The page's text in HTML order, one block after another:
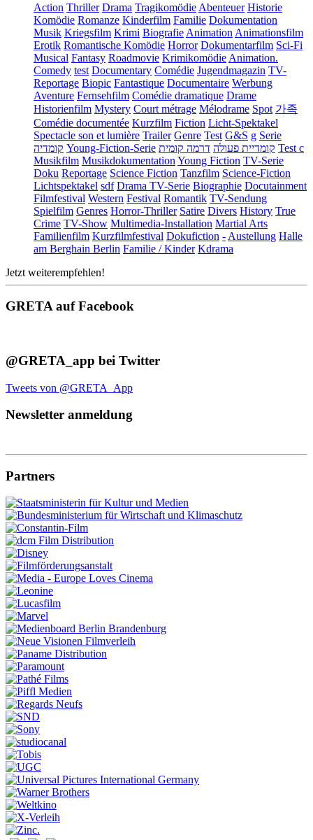
Action Thriller Drama Tragikomödie Abenteuer Historie
Komödie Romanze Kinderfilm Familie Dokumentation
Musik Kriegsfilm Krimi Biografie Animation Animationsfilm
Erotik Romantische Komödie Horror Dokumentarfilm Sci-Fi
Musical Fantasy Roadmovie Krimikomödie Animation.
Comedy test Documentary Comédie Jugendmagazin TV-
Reportage Biopic Fantastique Documentaire Werbung
Aventure Fernsehfilm Comédie dramatique Drame
Historienfilm Mystery Court métrage Mélodrame Spot 가족
Comédie documentée Kurzfilm Fiction Licht-Spektakel
Spectacle son et lumière Trailer Genre Test G&S g Serie
קומדיה Young-Fiction-Serie קומדיית פעולה דרמה קומית
Test c
Musikfilm Musikdokumentation Young Fiction TV-Serie
Doku Reportage Science Fiction Tanzfilm Science-Fiction
Lichtspektakel sdf Drama TV-Serie Biographie Docutainment
Filmfestival Western Festival Romantik TV-Sendung
Spielfilm Genres Horror-Thriller Satire Divers History True
Crime TV-Show Multimedia-Installation Martial Arts
Familienfilm Kurzfilmfestival Dokufiction - Austellung Halle
am Berghain Berlin Familie / Kinder Kdrama
Jetzt weiterempfehlen!
GRETA auf Facebook
@GRETA_app bei Twitter
Tweets von @GRETA_App
Newsletter anmeldung
Partners